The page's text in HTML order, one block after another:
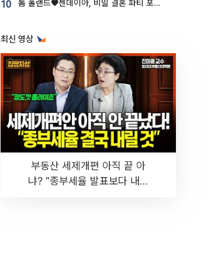
10 톰 홀랜드♥젠데이아, 비밀 결혼 파티 포착⋯호텔 대관비만 9억
최신 영상
부동산 세제개편 아직 끝 아
냐? "종부세율 발표보다 내릴